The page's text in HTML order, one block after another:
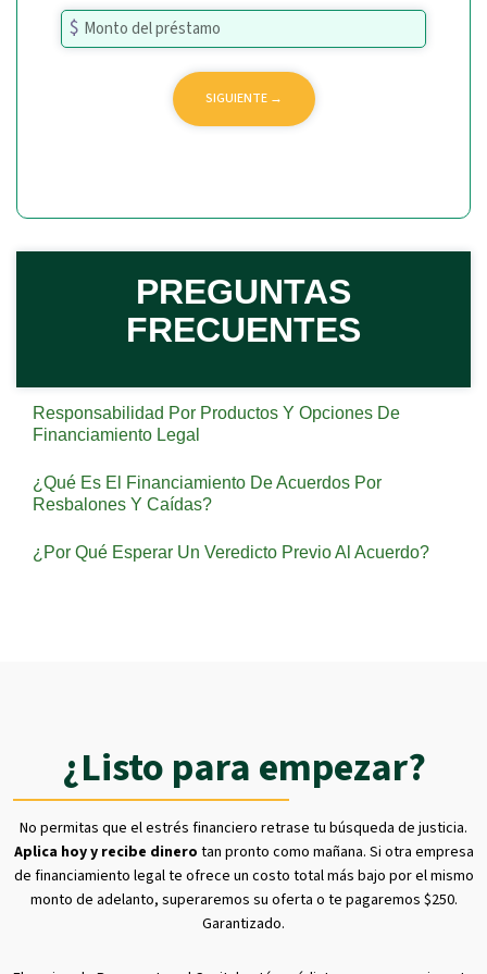
PREGUNTAS
FRECUENTES
Responsabilidad Por Productos Y Opciones De
Financiamiento Legal
¿Qué Es El Financiamiento De Acuerdos Por
Resbalones Y Caídas?
¿Por Qué Esperar Un Veredicto Previo Al Acuerdo?
¿Listo para empezar?
No permitas que el estrés financiero retrase tu búsqueda de justicia.
Aplica hoy y recibe dinero tan pronto como mañana. Si otra empresa
de financiamiento legal te ofrece un costo total más bajo por el mismo
monto de adelanto, superaremos su oferta o te pagaremos $250.
Garantizado.